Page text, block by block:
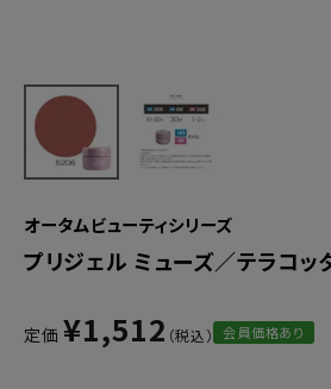
オータムビューティシリーズ
プリジェル ミューズ／テラコッ
定価 ¥1,512 会員価格あり